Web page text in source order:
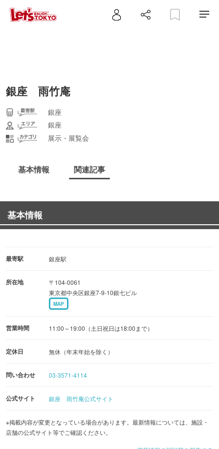
銀座 雨竹庵
銀座
銀座
展示・展覧会
基本情報 関連記事
基本情報
最寄駅 銀座駅
所在地
〒104-0061
東京都中央区銀座7-9-10銀七ビル
MAP
営業時間 11:00～19:00（土日祝日は18:00まで）
定休日 無休（年末年始を除く）
問い合わせ 03-3571-4114
公式サイト 銀座 雨竹庵公式サイト
※掲載内容が変更となっている場合があります。最新情報については、施設・
店舗の公式サイト等でご確認ください。